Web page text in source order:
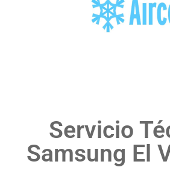
Servicio
Samsung El